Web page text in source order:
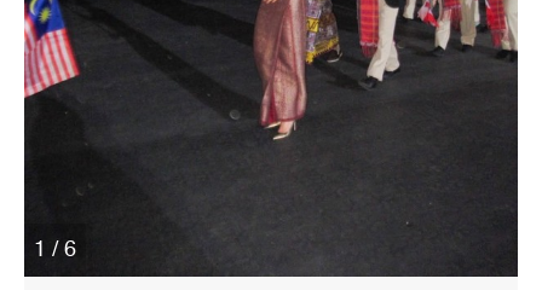
1 / 6